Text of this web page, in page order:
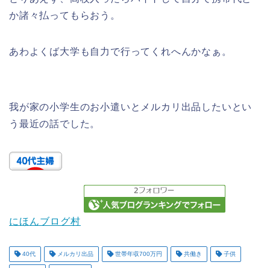
か諸々払ってもらおう。
あわよくば大学も自力で行ってくれへんかなぁ。
我が家の小学生のお小遣いとメルカリ出品したいとい
う最近の話でした。
にほんブログ村
40代 メルカリ出品 世帯年収700万円 共働き 子供